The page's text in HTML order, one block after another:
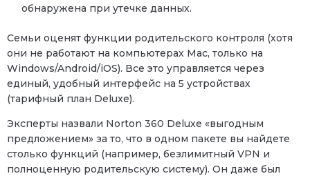
обнаружена при утечке данных.
Семьи оценят функции родительского контроля (хотя
они не работают на компьютерах Mac, только на
Windows/Android/iOS). Все это управляется через
единый, удобный интерфейс на 5 устройствах
(тарифный план Deluxe).
Эксперты назвали Norton 360 Deluxe «выгодным
предложением» за то, что в одном пакете вы найдете
столько функций (например, безлимитный VPN и
полноценную родительскую систему). Он даже был